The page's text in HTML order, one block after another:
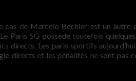
cas de Marcelo Bechler est un autre
Paris SG possède toutefois
directs. Les paris sportifs
directs et les pénalités ne sont pas